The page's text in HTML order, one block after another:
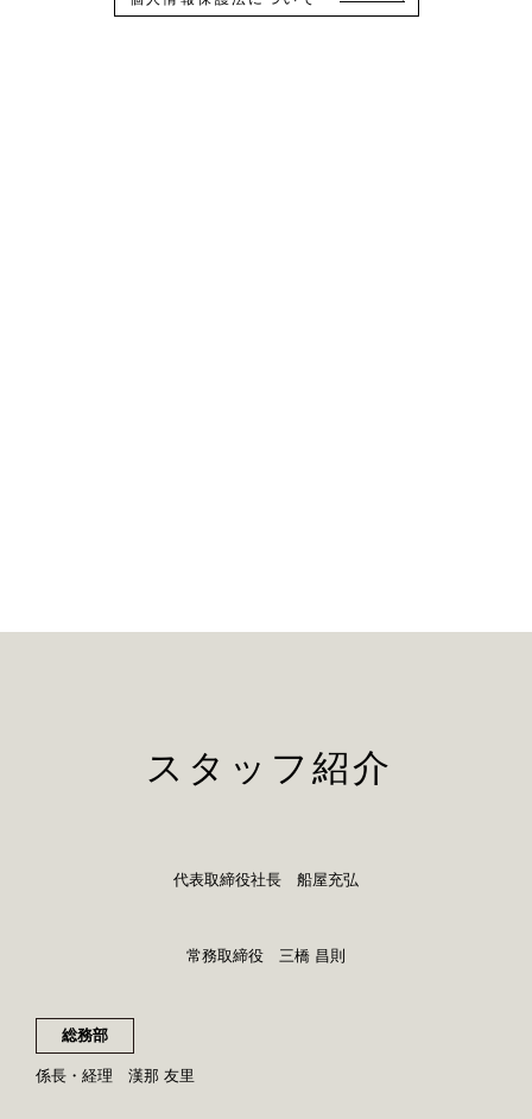
スタッフ紹介
代表取締役社長 船屋充弘
常務取締役 三橋 昌則
総務部
係長・経理 漢那 友里